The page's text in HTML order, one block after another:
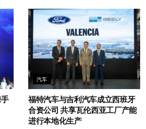
汽车
福特汽车与吉利汽车成立西班牙
合资公司 共享瓦伦西亚工厂产能
进行本地化生产